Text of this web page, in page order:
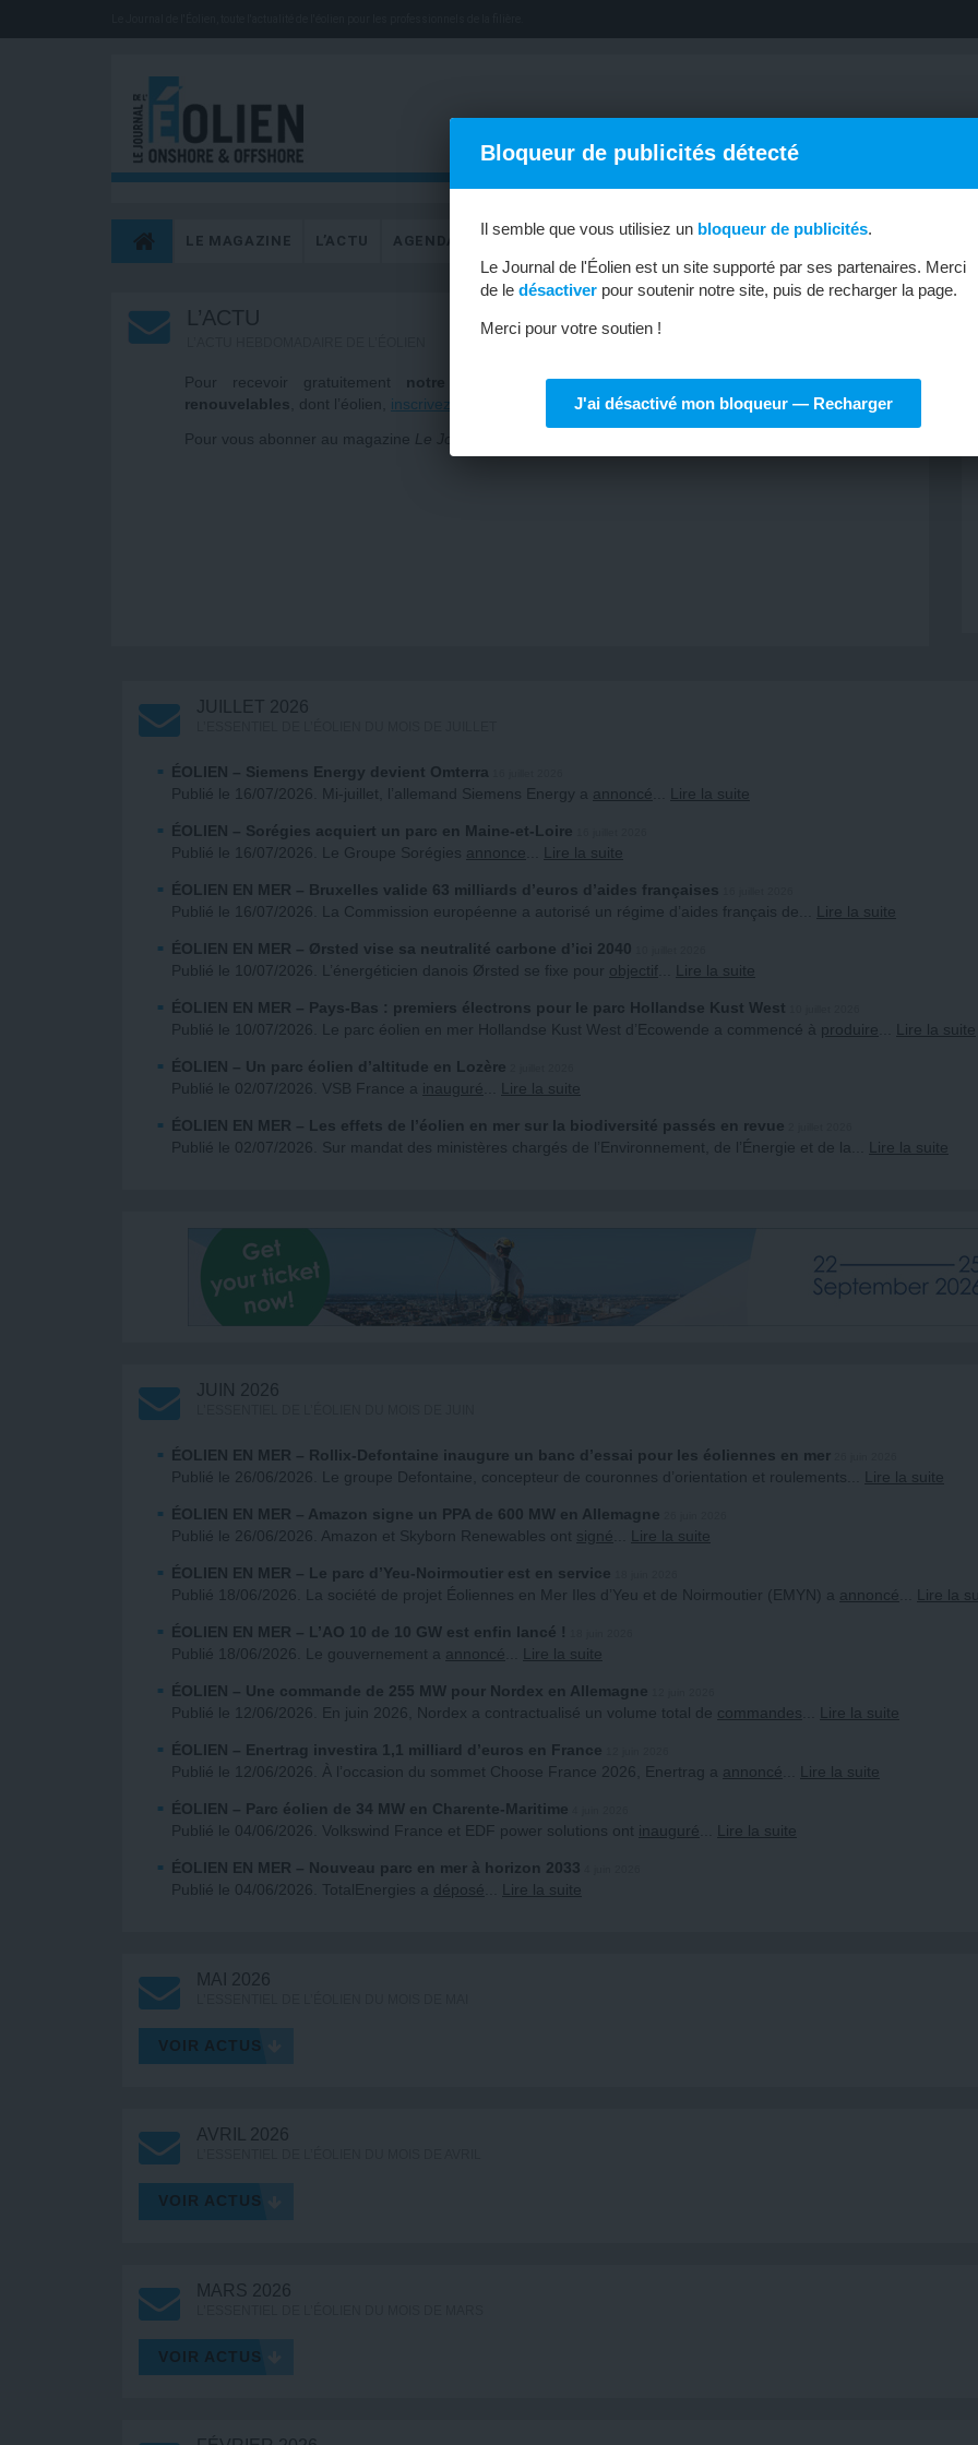
LE MAGAZINE L’ACTU AGENDA OFFRES D’EMPLOI MÉTIERS & FORMATIONS
L’ACTU
Pour recevoir gratuitement notre lettre hebdomadaire d’actualités dédiée aux énergies
renouvelables , dont l’éolien, inscrivez-vous ICI
Pour vous abonner au magazine Le Journal de l’Éolien
JUILLET 2026
ÉOLIEN – Siemens Energy devient Omterra
Publié le 16/07/2026. Mi-juillet, l’allemand Siemens Energy a annoncé Lire la suite
ÉOLIEN – Sorégies acquiert un parc en Maine-et-Loire
Publié le 16/07/2026. Le Groupe Sorégies annonce Lire la suite
ÉOLIEN EN MER – Bruxelles valide 63 milliards d’euros d’aides françaises
Publié le 16/07/2026. La Commission européenne a autorisé un régime d’aides français de Lire la suite
ÉOLIEN EN MER – Ørsted vise sa neutralité carbone d’ici 2040
Publié le 10/07/2026. L’énergéticien danois Ørsted se fixe pour objectif Lire la suite
ÉOLIEN EN MER – Pays-Bas : premiers électrons pour le parc Hollandse Kust West
Publié le 10/07/2026. Le parc éolien en mer Hollandse Kust West d’Ecowende a commencé à produire Lire la suite
ÉOLIEN – Un parc éolien d’altitude en Lozère
Publié le 02/07/2026. VSB France a inauguré Lire la suite
ÉOLIEN EN MER – Les effets de l’éolien en mer sur la biodiversité passés en revue
Publié le 02/07/2026. Sur mandat des ministères chargés de l’Environnement, de l’Énergie et de la Lire la suite
JUIN 2026
ÉOLIEN EN MER – Rollix-Defontaine inaugure un banc d’essai pour les éoliennes en mer
Publié le 26/06/2026. Le groupe Defontaine, concepteur de couronnes d’orientation et roulements Lire la suite
ÉOLIEN EN MER – Amazon signe un PPA de 600 MW en Allemagne
Publié le 26/06/2026. Amazon et Skyborn Renewables ont signé Lire la suite
ÉOLIEN EN MER – Le parc d’Yeu-Noirmoutier est en service
Publié 18/06/2026. La société de projet Éoliennes en Mer Iles d’Yeu et de Noirmoutier (EMYN) a annoncé Lire la
ÉOLIEN EN MER – L’AO 10 de 10 GW est enfin lancé !
Publié 18/06/2026. Le gouvernement a annoncé Lire la suite
ÉOLIEN – Une commande de 255 MW pour Nordex en Allemagne
Publié le 12/06/2026. En juin 2026, Nordex a contractualisé un volume total de commandes Lire la suite
ÉOLIEN – Enertrag investira 1,1 milliard d’euros en France
Publié le 12/06/2026. À l’occasion du sommet Choose France 2026, Enertrag a annoncé Lire la suite
ÉOLIEN – Parc éolien de 34 MW en Charente-Maritime
Publié le 04/06/2026. Volkswind France et EDF power solutions ont inauguré Lire la suite
ÉOLIEN EN MER – Nouveau parc en mer à horizon 2033
Publié le 04/06/2026. TotalEnergies a déposé Lire la suite
MAI 2026
VOIR ACTUS
AVRIL 2026
VOIR ACTUS
MARS 2026
VOIR ACTUS
Bloqueur de publicités détecté
Il semble que vous utilisiez un bloqueur de publicités.
Le Journal de l'Éolien est un site supporté par ses partenaires. Merci
de le désactiver pour soutenir notre site, puis de recharger la page.
Merci pour votre soutien !
J'ai désactivé mon bloqueur — Recharger